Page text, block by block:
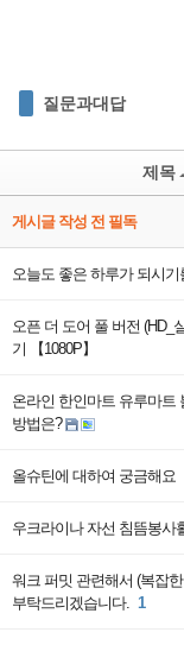
질문과대답
제목
게시글 작성 전 필독
오늘도 좋은 하루가 되시
오픈 더 도어 풀 버전 (HD_
기 【1080P】
온라인 한인마트 유루마트
방법은?
올슈틴에 대하여 궁금해요
우크라이나 자선 침뜸봉사
워크 퍼밋 관련해서 (복잡
부탁드리겠습니다. 1